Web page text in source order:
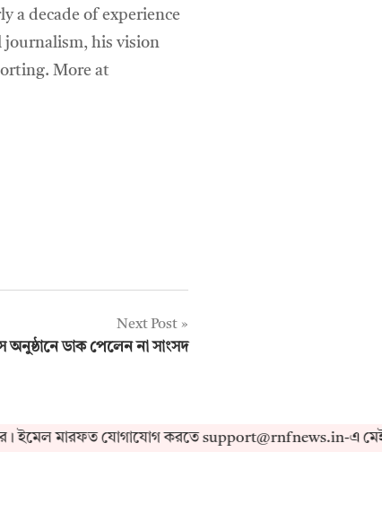
a decade of experience
his vision
More at
Next Post
ডাক পেলেন না সাংসদ
মারফত যোগাযোগ করতে support@rnfnews.in-এ মেইল করুন।